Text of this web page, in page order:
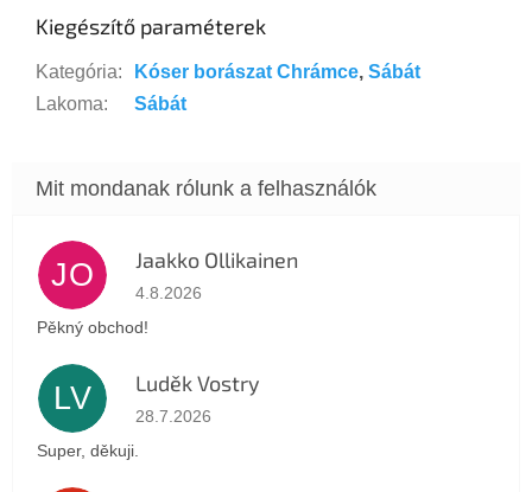
Kiegészítő paraméterek
Kategória: Kóser borászat Chrámce, Sábát
Lakoma: Sábát
JO Jaakko Ollikainen
Az áruház értékelése 5-ből 5 csillag.
4.8.2026
Pěkný obchod!
LV Luděk Vostry
Az áruház értékelése 5-ből 5 csillag.
28.7.2026
Super, děkuji.